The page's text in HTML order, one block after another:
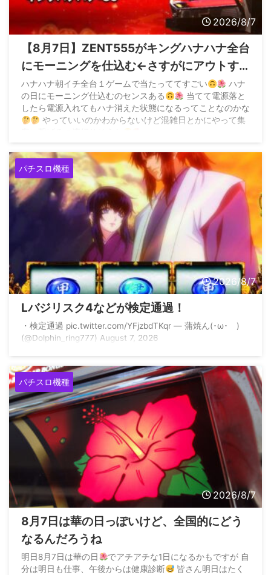
2026/8/7
【8月7日】ZENT555がキングハナハナ全台
にモーニングを仕込む←さすがにアウトす
ぎてお咎めなしなら加速すると危惧する声
も
ハナハナ朝イチ全台１ゲームで当たっててすごい
ハナ
の日にモーニング仕込むのセンスある
当てて電源落と
したら電源入れてもハナ消えた状態になるってことなのかな
やっていいのかわからないけど混雑日とかにやって集
(@z3QM2EHwjP94458) August 7, 2026 &n ...
パチスロ機種
2026/8/7
Lバジリスク4などが検定通過！
・⁠検定通過 pic.twitter.com/YFjzbdTKqr — 蒲焼ん(･ω･ )
(@Dolphin_ring777) August 7, 2026
パチスロ機種
2026/8/7
8月7日は華の日っぽいけど、全国的にどう
なるんだろうね
明日8月7日は華の日
でアチアチな1日になるかもですが 自
分は明日も仕事、午後からは健康診断
皆さん明日はたく